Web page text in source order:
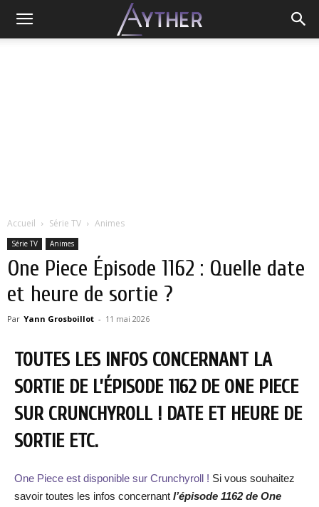
Accueil Série TV Animes
Série TV Animes
One Piece Épisode 1162 : Quelle date
et heure de sortie ?
Par Yann Grosboillot - 11 mai 2026
TOUTES LES INFOS CONCERNANT LA
SORTIE DE L’ÉPISODE 1162 DE ONE PIECE
SUR CRUNCHYROLL ! DATE ET HEURE DE
SORTIE ETC.
One Piece est disponible sur Crunchyroll ! Si vous souhaitez
savoir toutes les infos concernant l’épisode 1162 de One